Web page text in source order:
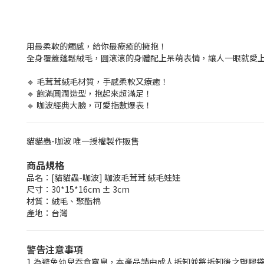
用最柔軟的觸感，給你最療癒的擁抱！
全身覆蓋蓬鬆絨毛，圓滾滾的身體配上呆萌表情，讓人一眼就愛
🔹 毛茸茸絨毛材質，手感柔軟又療癒！
🔹 飽滿圓潤造型，抱起來超滿足！
🔹 咖波經典大臉，可愛指數爆表！
貓貓蟲-咖波 唯一授權製作販售
商品規格
品名：[貓貓蟲-咖波] 咖波毛茸茸 絨毛娃娃
尺寸：30*15*16cm ± 3cm
材質：絨毛、聚酯棉
產地：台灣
警告注意事項